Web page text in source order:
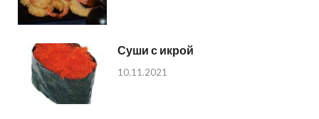
Суши с икрой
10.11.2021